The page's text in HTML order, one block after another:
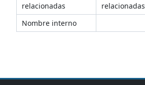
relacionadas
relacionadas
Nombre interno